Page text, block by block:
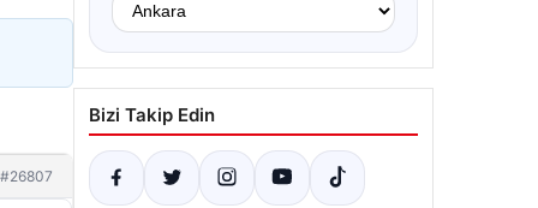
#26807
Bizi Takip Edin